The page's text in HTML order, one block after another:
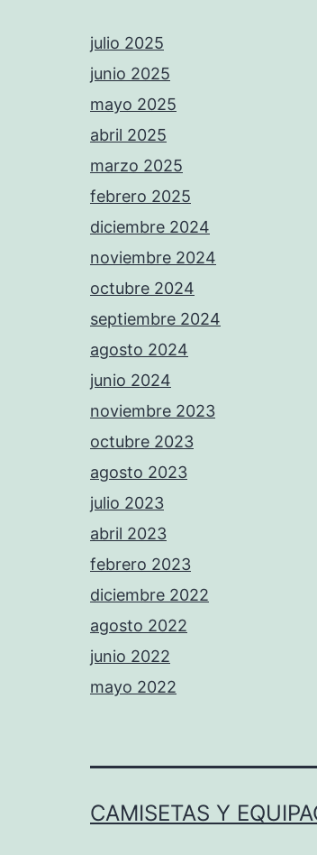
julio 2025
junio 2025
mayo 2025
abril 2025
marzo 2025
febrero 2025
diciembre 2024
noviembre 2024
octubre 2024
septiembre 2024
agosto 2024
junio 2024
noviembre 2023
octubre 2023
agosto 2023
julio 2023
abril 2023
febrero 2023
diciembre 2022
agosto 2022
junio 2022
mayo 2022
CAMISETAS Y